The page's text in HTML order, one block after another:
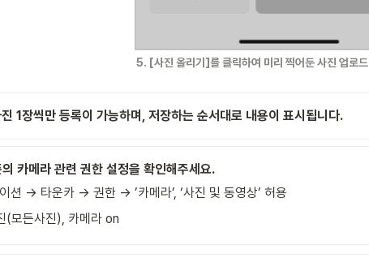
5. [사진 올리기]를 클릭하여 미리 찍어둔 사진 업로드
1장씩만 등록이 가능하며, 저장하는 순서대로 내용이 표시됩니다.
카메라 관련 권한 설정을 확인해주세요.
션 → 타운카 → 권한 → ’카메라’, ‘사진 및 동영상’ 허용
모든사진), 카메라 on